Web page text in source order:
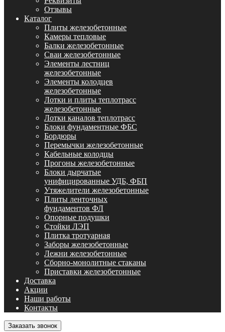
Отзывы
Каталог
Плиты железобетонные
Камеры тепловые
Балки железобетонные
Сваи железобетонные
Элементы лестниц
железобетонные
Элементы колодцев
железобетонные
Лотки и плиты теплотрасс
железобетонные
Лотки каналов теплотрасс
Блоки фундаментные ФБС
Бордюры
Перемычки железобетонные
Кабельные колодцы
Прогоны железобетонные
Блоки дырчатые
унифицированные УДБ, ФБП
Утяжелители железобетонные
Плиты ленточных
фундаментов ФЛ
Опорные подушки
Стойки ЛЭП
Плитка тротуарная
Заборы железобетонные
Лежни железобетонные
Сборно-монолитные стаканы
Приставки железобетонные
Доставка
Акции
Наши работы
Контакты
Заказать звонок